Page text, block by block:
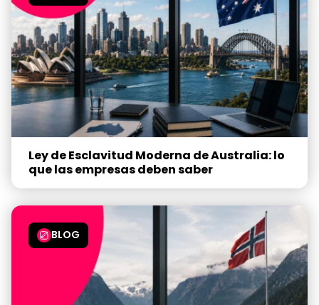
Ley de Esclavitud Moderna de Australia: lo
que las empresas deben saber
BLOG